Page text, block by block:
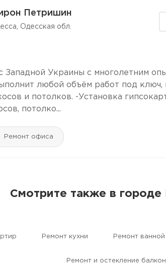
Петришин
Одесская обл.
Западной Украины с многолетним
любой объём работ под ключ,
и потолков. -Установка
потолко...
Ремонт офиса
Смотрите также в городе
Ремонт кухни Ремонт
Ремонт и остекление